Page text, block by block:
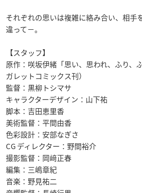
それぞれの思いは複雑に絡み合い、相手
違って−。
【スタッフ】
原作：咲坂伊緒「思い、思われ、ふり、
ガレットコミックス刊）
監督：黒柳トシマサ
キャラクターデザイン：山下祐
脚本：吉田恵里香
美術監督：平間由香
色彩設計：安部なぎさ
CG ディレクター：野間裕介
撮影監督：岡﨑正春
編集：三嶋章紀
音楽：野見祐二